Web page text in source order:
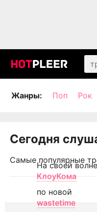
Жанры: Поп Рок
Сегодня
Самые популярные
На своей волне
КлоуКома
по новой
wastetime